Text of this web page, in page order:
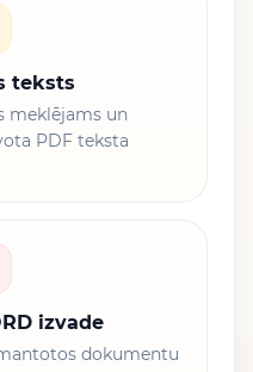
teksts
meklējams un
PDF teksta
izvade
dokumentu